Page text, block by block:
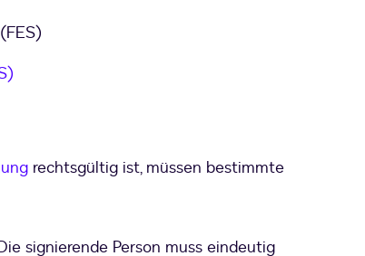
rechtsgültig ist, müssen bestimmte
signierende Person muss eindeutig